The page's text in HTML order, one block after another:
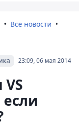
Все новости
23:09, 06 мая 2014